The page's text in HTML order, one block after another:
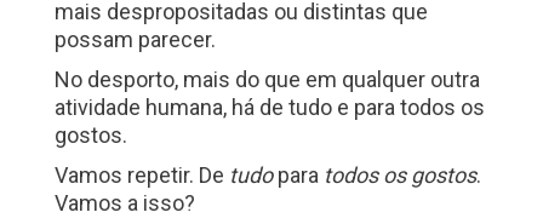
mais despropositadas ou distintas que
possam parecer.
No desporto, mais do que em qualquer outra
atividade humana, há de tudo e para todos os
gostos.
Vamos repetir. De tudopara todos os gostos.
Vamos a isso?